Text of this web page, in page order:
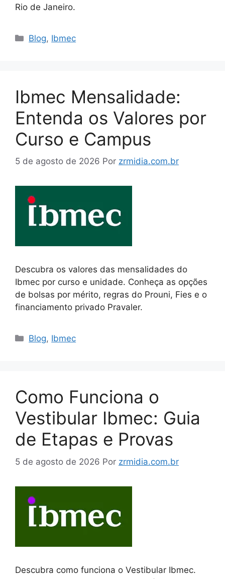
Rio de Janeiro.
Blog, Ibmec
Ibmec Mensalidade:
Entenda os Valores por
Curso e Campus
5 de agosto de 2026 Por zrmidia.com.br
Descubra os valores das mensalidades do
Ibmec por curso e unidade. Conheça as opções
de bolsas por mérito, regras do Prouni, Fies e o
financiamento privado Pravaler.
Blog, Ibmec
Como Funciona o
Vestibular Ibmec: Guia
de Etapas e Provas
5 de agosto de 2026 Por zrmidia.com.br
Descubra como funciona o Vestibular Ibmec.